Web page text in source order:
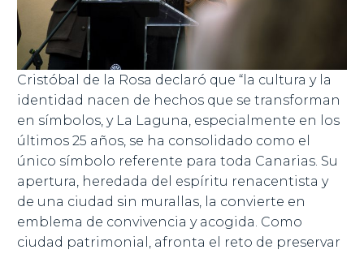
Cristóbal de la Rosa declaró que “la cultura y la
identidad nacen de hechos que se transforman
en símbolos, y La Laguna, especialmente en los
últimos 25 años, se ha consolidado como el
único símbolo referente para toda Canarias. Su
apertura, heredada del espíritu renacentista y
de una ciudad sin murallas, la convierte en
emblema de convivencia y acogida. Como
ciudad patrimonial, afronta el reto de preservar